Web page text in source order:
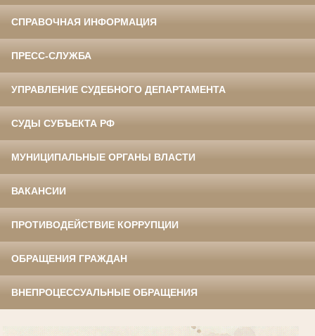
СПРАВОЧНАЯ ИНФОРМАЦИЯ
ПРЕСС-СЛУЖБА
УПРАВЛЕНИЕ СУДЕБНОГО ДЕПАРТАМЕНТА
СУДЫ СУБЪЕКТА РФ
МУНИЦИПАЛЬНЫЕ ОРГАНЫ ВЛАСТИ
ВАКАНСИИ
ПРОТИВОДЕЙСТВИЕ КОРРУПЦИИ
ОБРАЩЕНИЯ ГРАЖДАН
ВНЕПРОЦЕССУАЛЬНЫЕ ОБРАЩЕНИЯ